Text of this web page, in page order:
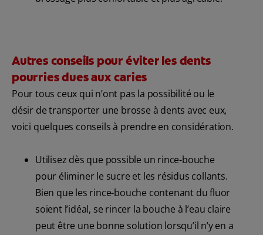
Autres conseils pour éviter les dents
pourries dues aux caries
Pour tous ceux qui n’ont pas la possibilité ou le
désir de transporter une brosse à dents avec eux,
voici quelques conseils à prendre en considération.
Utilisez dès que possible un rince-bouche
pour éliminer le sucre et les résidus collants.
Bien que les rince-bouche contenant du fluor
soient l’idéal, se rincer la bouche à l’eau claire
peut être une bonne solution lorsqu’il n’y en a